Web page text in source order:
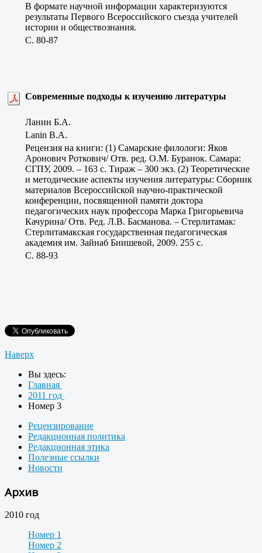
В формате научной информации характеризуются
результаты Первого Всероссийского съезда учителей
истории и обществознания.
C. 80-87
Современные подходы к изучению литературы
Ланин Б.А.
Lanin B.A.
Рецензия на книги: (1) Самарские филологи: Яков
Аронович Роткович/ Отв. ред. О.М. Буранок. Самара:
СГПУ, 2009. – 163 с. Тираж – 300 экз. (2) Теоретические
и методические аспекты изучения литературы: Сборник
материалов Всероссийской научно-практической
конференции, посвященной памяти доктора
педагогических наук профессора Марка Григорьевича
Качурина/ Отв. Ред. Л.В. Басманова. – Стерлитамак:
Стерлитамакская государственная педагогическая
академия им. Зайнаб Биишевой, 2009. 255 с.
C. 88-93
Наверх
Вы здесь:
Главная
2011 год
Номер 3
Рецензирование
Редакционная политика
Редакционная этика
Полезные ссылки
Новости
Архив
2010 год
Номер 1
Номер 2